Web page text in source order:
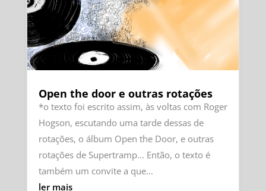
Open the door e outras rotações
*o texto foi escrito assim, às voltas com Roger
Hogson, escutando uma tarde dessas de
rotações, o álbum Open the Door, e outras
rotações de Supertramp... Então, o texto é
também um convite a que...
ler mais